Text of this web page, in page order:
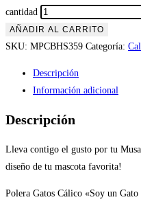
cantidad
AÑADIR AL CARRITO
SKU: MPCBHS359 Categoría:
Descripción
Información adicional
Descripción
Lleva contigo el gusto por tu
diseño de tu mascota favorita!
Polera Gatos Cálico «Soy un